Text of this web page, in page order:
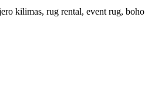
kilimas, rug rental, event rug, boho